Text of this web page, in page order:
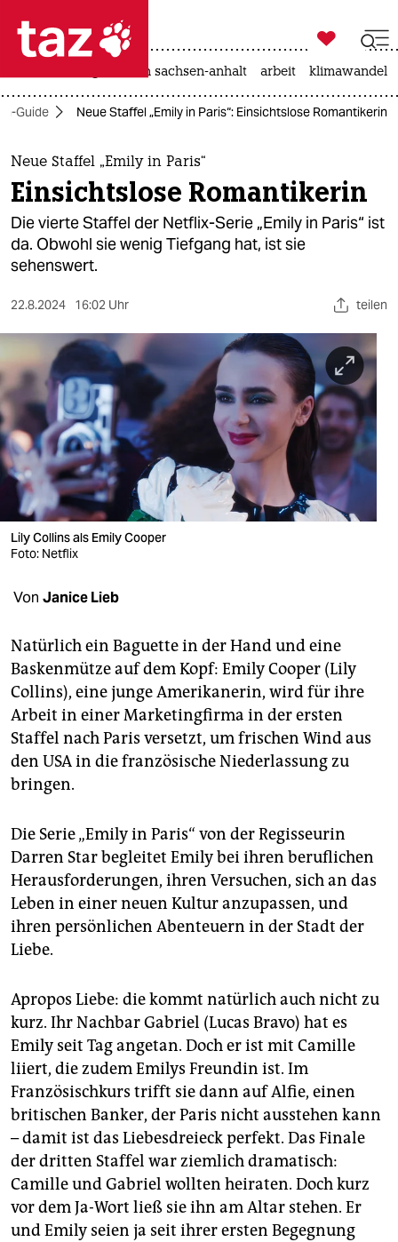
 taz zahl ich
taz zahl ich
themen
politik
öko
sport
berlin
nord
wahrheit
verlag
verlag
veranstaltungen
fragen & hilfe
unterstützen
abo
genossenschaft
epaper login

taz zahl ich
landtagswahl in sachsen-anhalt arbeit klimawandel
Guide Neue Staffel „Emily in Paris“: Einsichtslose Romantikerin
Neue Staffel „Emily in Paris“
Einsichtslose Romantikerin
Die vierte Staffel der Netflix-Serie „Emily in Paris“ ist
da. Obwohl sie wenig Tiefgang hat, ist sie
sehenswert.
22.8.2024 16:02 Uhr teilen
Lily Collins als Emily Cooper
Foto: Netflix
Von Janice Lieb
Natürlich ein Baguette in der Hand und eine
Baskenmütze auf dem Kopf: Emily Cooper (Lily
Collins), eine junge Amerikanerin, wird für ihre
Arbeit in einer Marketingfirma in der ersten
Staffel nach Paris versetzt, um frischen Wind aus
den USA in die französische Niederlassung zu
bringen.
Die Serie „Emily in Paris“ von der Regisseurin
Darren Star begleitet Emily bei ihren beruflichen
Herausforderungen, ihren Versuchen, sich an das
Leben in einer neuen Kultur anzupassen, und
ihren persönlichen Abenteuern in der Stadt der
Liebe.
Apropos Liebe: die kommt natürlich auch nicht zu
kurz. Ihr Nachbar Gabriel (Lucas Bravo) hat es
Emily seit Tag angetan. Doch er ist mit Camille
liiert, die zudem Emilys Freundin ist. Im
Französischkurs trifft sie dann auf Alfie, einen
britischen Banker, der Paris nicht ausstehen kann
– damit ist das Liebesdreieck perfekt. Das Finale
der dritten Staffel war ziemlich dramatisch:
Camille und Gabriel wollten heiraten. Doch kurz
vor dem Ja-Wort ließ sie ihn am Altar stehen. Er
und Emily seien ja seit ihrer ersten Begegnung